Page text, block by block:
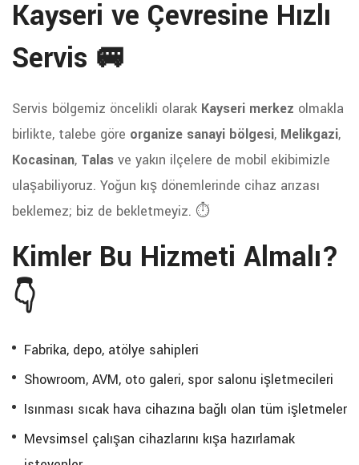
Kayseri ve Çevresine Hızlı
Servis 🚐
Servis bölgemiz öncelikli olarak Kayseri merkez olmakla
birlikte, talebe göre organize sanayi bölgesi, Melikgazi,
Kocasinan, Talas ve yakın ilçelere de mobil ekibimizle
ulaşabiliyoruz. Yoğun kış dönemlerinde cihaz arızası
beklemez; biz de bekletmeyiz. ⏱️
Kimler Bu Hizmeti Almalı?
👇
Fabrika, depo, atölye sahipleri
Showroom, AVM, oto galeri, spor salonu işletmecileri
Isınması sıcak hava cihazına bağlı olan tüm işletmeler
Mevsimsel çalışan cihazlarını kışa hazırlamak